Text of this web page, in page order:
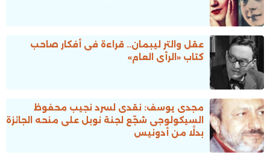
عقل والتر ليبمان.. قراءة فى أفكار صاحب
كتاب «الرأى العام»
مجدى يوسف: نقدى لسرد نجيب محفوظ
السيكولوجى شجّع لجنة نوبل على منحه الجائزة
بدلًا من أدونيس